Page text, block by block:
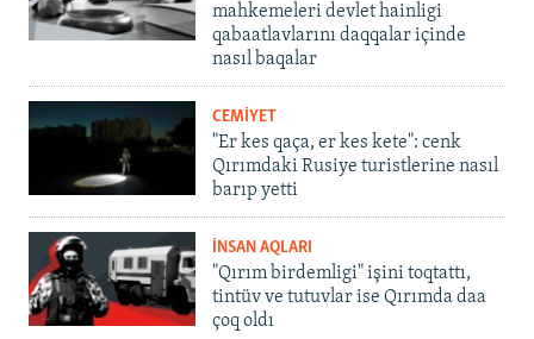
mahkemeleri devlet hainligi
qabaatlavlarını daqqalar içinde
nasıl baqalar
CEMİYET
"Er kes qaça, er kes kete": cenk
Qırımdaki Rusiye turistlerine nasıl
barıp yetti
İNSAN AQLARI
"Qırım birdemligi" işini toqtattı,
tintüv ve tutuvlar ise Qırımda daa
çoq oldı